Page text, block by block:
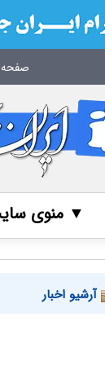
▼ منوی
آرشیو اخبار